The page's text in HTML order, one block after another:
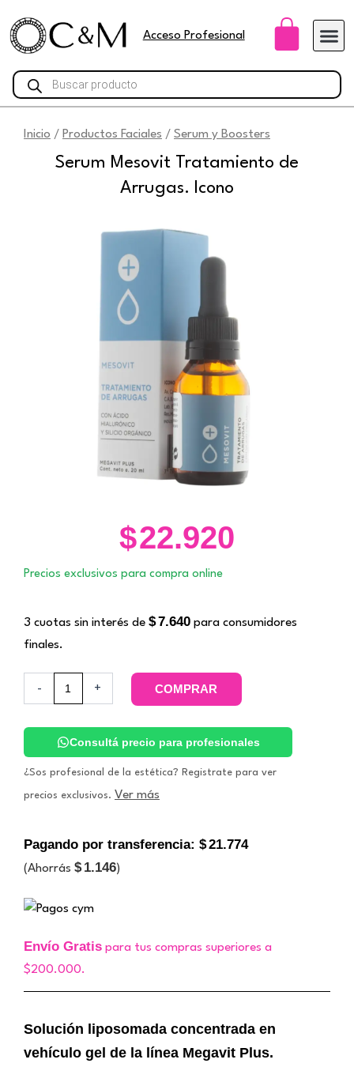
contenido
Acceso Profesional
Búsqueda
de
productos
Inicio / Productos Faciales / Serum y Boosters
Serum Mesovit Tratamiento de
Arrugas. Icono
$22.920
Precios exclusivos para compra online
3 cuotas sin interés de $7.640 para consumidores
finales.
-
Serum
Mesovit
de
Arrugas.
Icono
cantidad
+ COMPRAR
Consultá precio para profesionales
¿Sos profesional de la estética? Registrate para ver
precios exclusivos. Ver más
Pagando por transferencia: $21.774
(Ahorrás $ 1.146)
Envío Gratis para tus compras superiores a
$200.000.
Solución liposomada concentrada en
vehículo gel de la línea Megavit Plus.